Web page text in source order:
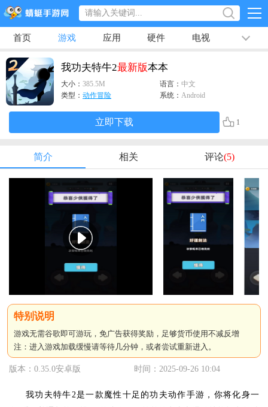
首页 游戏 应用 硬件 电视 排行榜
专题
我功夫特牛2最新版本本
大小： 385.5M 语言： 中文
类型： 动作冒险 系统： Android
立即下载 1
简介 相关 评论(5)
游戏无需谷歌即可游玩，免广告获得奖励，足够货币使用不减反增
注：进入游戏加载缓慢请等待几分钟，或者尝试重新进入。
版本：0.35.0安卓版 时间：2025-09-26 10:04
我功夫特牛2是一款魔性十足的功夫动作手游，你将化身一